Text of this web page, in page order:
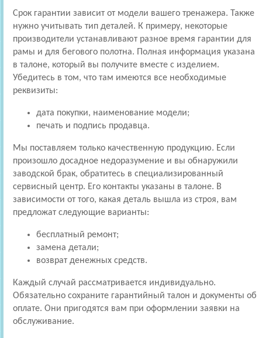
Срок гарантии зависит от модели вашего тренажера. Также
нужно учитывать тип деталей. К примеру, некоторые
производители устанавливают разное время гарантии для
рамы и для бегового полотна. Полная информация указана
в талоне, который вы получите вместе с изделием.
Убедитесь в том, что там имеются все необходимые
реквизиты:
дата покупки, наименование модели;
печать и подпись продавца.
Мы поставляем только качественную продукцию. Если
произошло досадное недоразумение и вы обнаружили
заводской брак, обратитесь в специализированный
сервисный центр. Его контакты указаны в талоне. В
зависимости от того, какая деталь вышла из строя, вам
предложат следующие варианты:
бесплатный ремонт;
замена детали;
возврат денежных средств.
Каждый случай рассматривается индивидуально.
Обязательно сохраните гарантийный талон и документы об
оплате. Они пригодятся вам при оформлении заявки на
обслуживание.